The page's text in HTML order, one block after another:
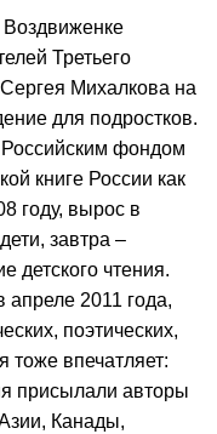
Третьего
Михалкова на
для подростков.
фондом
книге России как
году, вырос в
завтра –
детского чтения.
апреле 2011 года,
поэтических,
тоже впечатляет:
присылали авторы
Канады,